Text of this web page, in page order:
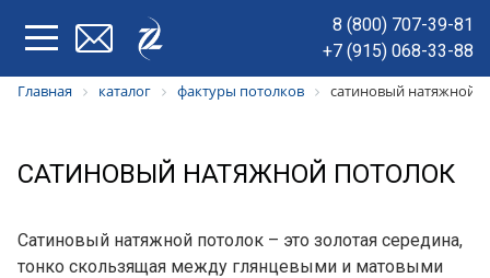
8 (800) 707-39-81
+7 (915) 068-33-88
Главная каталог фактуры потолков сатиновый натяжной
САТИНОВЫЙ НАТЯЖНОЙ ПОТОЛОК
Сатиновый натяжной потолок – это золотая середина,
тонко скользящая между глянцевыми и матовыми